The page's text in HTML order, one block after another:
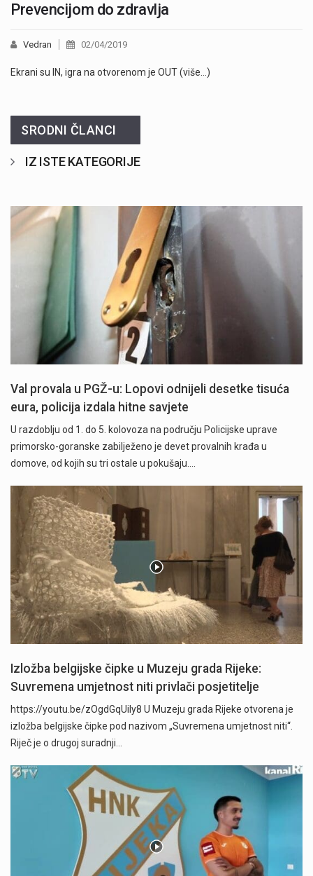
Prevencijom do zdravlja
Vedran 02/04/2019
Ekrani su IN, igra na otvorenom je OUT (više…)
SRODNI ČLANCI
IZ ISTE KATEGORIJE
Val provala u PGŽ-u: Lopovi odnijeli desetke tisuća
eura, policija izdala hitne savjete
U razdoblju od 1. do 5. kolovoza na području Policijske uprave
primorsko-goranske zabilježeno je devet provalnih krađa u
domove, od kojih su tri ostale u pokušaju.…
Izložba belgijske čipke u Muzeju grada Rijeke:
Suvremena umjetnost niti privlači posjetitelje
https://youtu.be/zOgdGqUily8 U Muzeju grada Rijeke otvorena je
izložba belgijske čipke pod nazivom „Suvremena umjetnost niti“.
Riječ je o drugoj suradnji…